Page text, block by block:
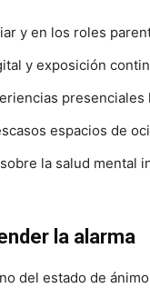
y en los roles
y exposición
presenciales
espacios de
la salud mental
la alarma
del estado de